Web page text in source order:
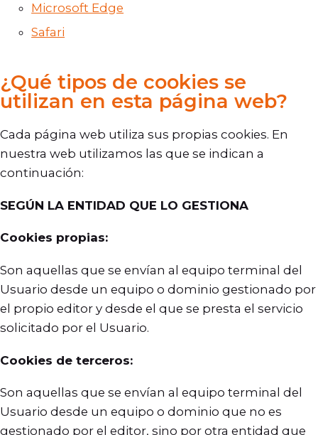
Microsoft Edge
Safari
¿Qué tipos de cookies se
utilizan en esta página web?
Cada página web utiliza sus propias cookies. En
nuestra web utilizamos las que se indican a
continuación:
SEGÚN LA ENTIDAD QUE LO GESTIONA
Cookies propias:
Son aquellas que se envían al equipo terminal del
Usuario desde un equipo o dominio gestionado por
el propio editor y desde el que se presta el servicio
solicitado por el Usuario.
Cookies de terceros:
Son aquellas que se envían al equipo terminal del
Usuario desde un equipo o dominio que no es
gestionado por el editor, sino por otra entidad que